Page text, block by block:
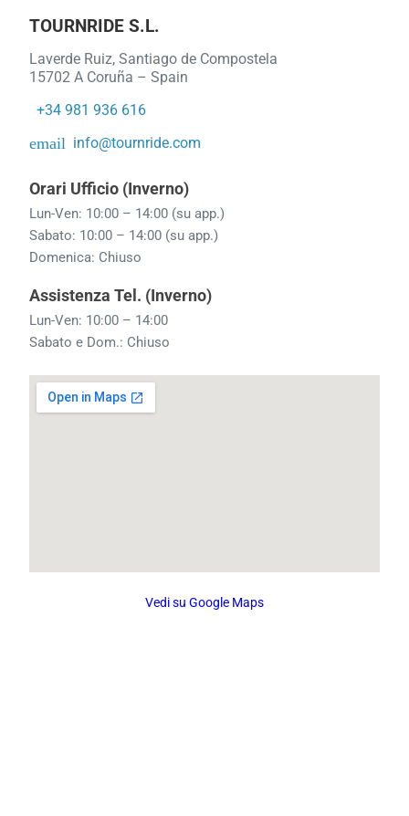
TOURNRIDE S.L.
Laverde Ruiz, Santiago de Compostela
15702 A Coruña – Spain
+34 981 936 616
email info@tournride.com
Orari Ufficio (Inverno)
Lun-Ven: 10:00 – 14:00 (su app.)
Sabato: 10:00 – 14:00 (su app.)
Domenica: Chiuso
Assistenza Tel. (Inverno)
Lun-Ven: 10:00 – 14:00
Sabato e Dom.: Chiuso
Vedi su Google Maps